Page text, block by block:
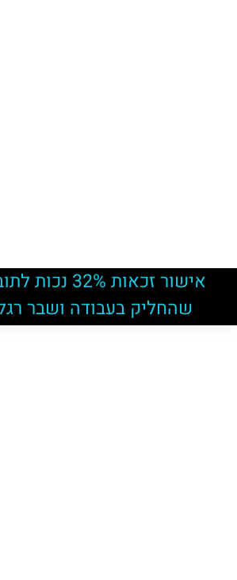
אישור זכאות 32%
שהחליק בעבודה ושבר